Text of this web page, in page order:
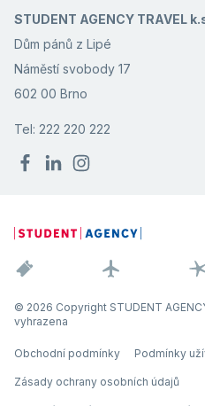
STUDENT AGENCY TRAVEL
Dům pánů z Lipé
Náměstí svobody 17
602 00 Brno
Tel: 222 220 222
© 2026 Copyright STUDENT
vyhrazena
Obchodní podmínky Podmínky
Zásady ochrany osobních údajů